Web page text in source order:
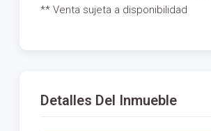
** Venta sujeta a disponibilidad
Detalles Del Inmueble